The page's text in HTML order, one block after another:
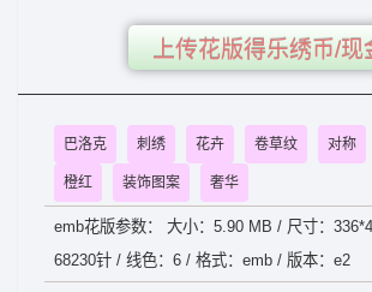
上传花版得乐绣币/现
巴洛克 刺绣 花卉 卷草纹 对称
橙红 装饰图案 奢华
emb花版参数： 大小：5.90 MB / 尺寸：
68230针 / 线色：6 / 格式：emb / 版本：e2